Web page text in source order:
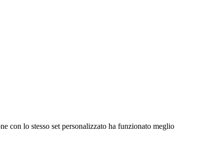
con lo stesso set personalizzato ha funzionato meglio